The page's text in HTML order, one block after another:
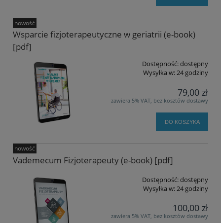
Wsparcie fizjoterapeutyczne w geriatrii (e-book)
[pdf]
Dostępność:dostępny
Wysyłka w:24 godziny
79,00 zł
zawiera 5% VAT, bez kosztów dostawy
DO KOSZYKA
nowość
Vademecum Fizjoterapeuty (e-book) [pdf]
Dostępność:dostępny
Wysyłka w:24 godziny
100,00 zł
zawiera 5% VAT, bez kosztów dostawy
nowość